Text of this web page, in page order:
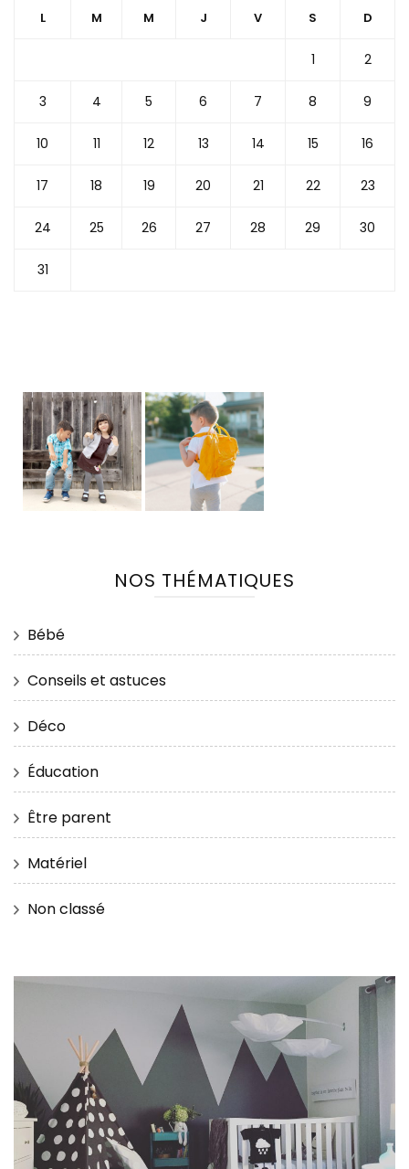
L M M J V S D
1 2
3 4 5 6 7 8 9
10 11 12 13 14 15 16
17 18 19 20 21 22 23
24 25 26 27 28 29 30
31
NOS THÉMATIQUES
Bébé
Conseils et astuces
Déco
Éducation
Être parent
Matériel
Non classé